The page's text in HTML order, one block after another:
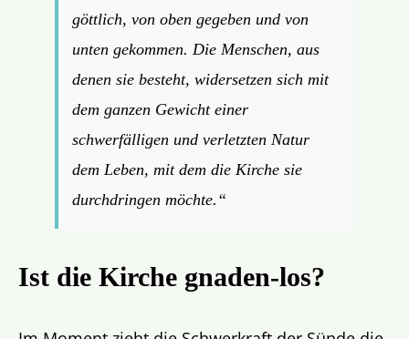
göttlich, von oben gegeben und von
unten gekommen. Die Menschen, aus
denen sie besteht, widersetzen sich mit
dem ganzen Gewicht einer
schwerfälligen und verletzten Natur
dem Leben, mit dem die Kirche sie
durchdringen möchte. “
Ist die Kirche gnaden-los?